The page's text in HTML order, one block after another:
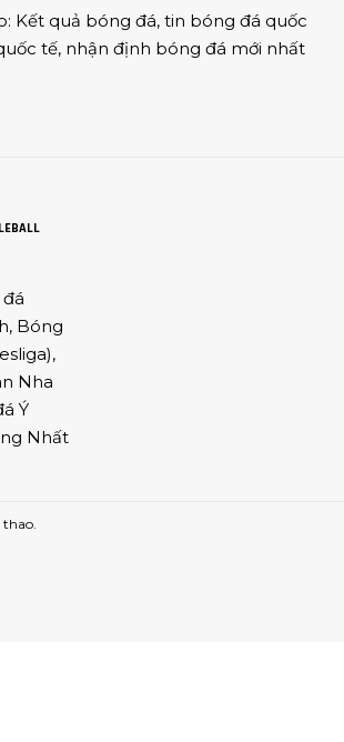
: Kết quả bóng đá, tin bóng đá quốc
tế, nhận định bóng đá mới nhất
, Bóng
),
Nha
Ý
Nhất
thao